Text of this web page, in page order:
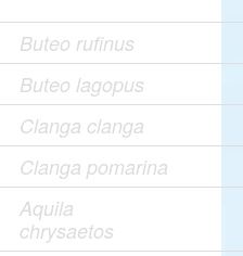
Buteo rufinus
Buteo lagopus
Clanga clanga
Clanga pomarina
Aquila
chrysaetos